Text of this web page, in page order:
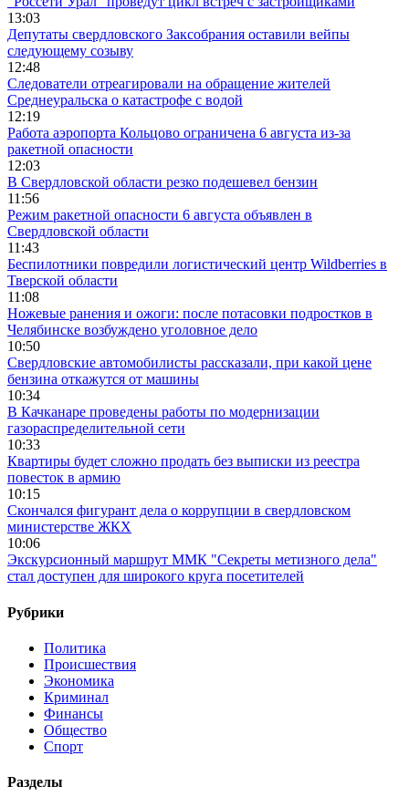
13:03
Депутаты свердловского Заксобрания оставили вейпы
следующему созыву
12:48
Следователи отреагировали на обращение жителей
Среднеуральска о катастрофе с водой
12:19
Работа аэропорта Кольцово ограничена 6 августа из-за
ракетной опасности
12:03
В Свердловской области резко подешевел бензин
11:56
Режим ракетной опасности 6 августа объявлен в
Свердловской области
11:43
Беспилотники повредили логистический центр Wildberries в
Тверской области
11:08
Ножевые ранения и ожоги: после потасовки подростков в
Челябинске возбуждено уголовное дело
10:50
Свердловские автомобилисты рассказали, при какой цене
бензина откажутся от машины
10:34
В Качканаре проведены работы по модернизации
газораспределительной сети
10:33
Квартиры будет сложно продать без выписки из реестра
повесток в армию
10:15
Скончался фигурант дела о коррупции в свердловском
министерстве ЖКХ
10:06
Экскурсионный маршрут ММК "Секреты метизного дела"
стал доступен для широкого круга посетителей
Рубрики
Политика
Происшествия
Экономика
Криминал
Финансы
Общество
Спорт
Разделы